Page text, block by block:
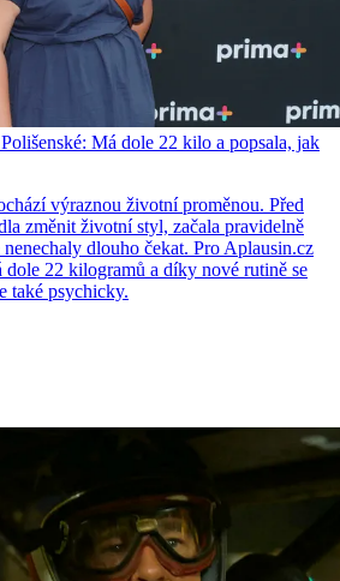
Má dole 22 kilo a popsala, jak
výraznou životní proměnou. Před
změnit životní styl, začala pravidelně
dlouho čekat. Pro Aplausin.cz
dole 22 kilogramů a díky nové rutině se
také psychicky.